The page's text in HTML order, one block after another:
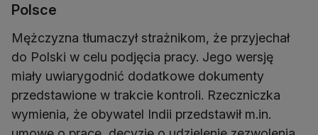
Polsce
Mężczyzna tłumaczył strażnikom, że przyjechał
do Polski w celu podjęcia pracy. Jego wersję
miały uwiarygodnić dodatkowe dokumenty
przedstawione w trakcie kontroli. Rzeczniczka
wymienia, że obywatel Indii przedstawił m.in.